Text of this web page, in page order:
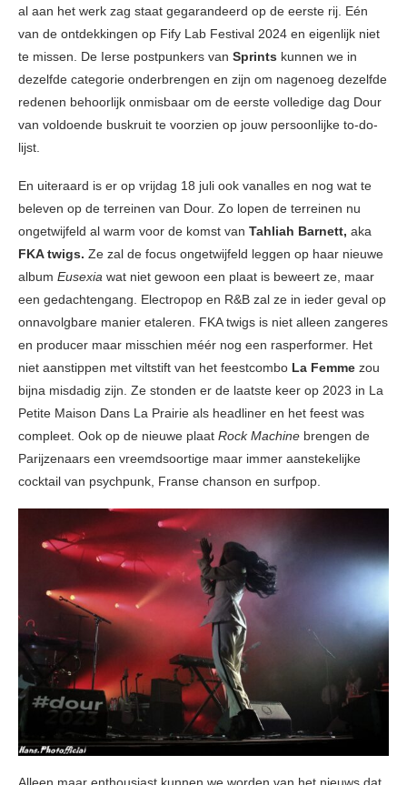
al aan het werk zag staat gegarandeerd op de eerste rij. Eén
van de ontdekkingen op Fify Lab Festival 2024 en eigenlijk niet
te missen. De Ierse postpunkers van Sprints kunnen we in
dezelfde categorie onderbrengen en zijn om nagenoeg dezelfde
redenen behoorlijk onmisbaar om de eerste volledige dag Dour
van voldoende buskruit te voorzien op jouw persoonlijke to-do-
lijst.
En uiteraard is er op vrijdag 18 juli ook vanalles en nog wat te
beleven op de terreinen van Dour. Zo lopen de terreinen nu
ongetwijfeld al warm voor de komst van Tahliah Barnett, aka
FKA twigs. Ze zal de focus ongetwijfeld leggen op haar nieuwe
album Eusexia wat niet gewoon een plaat is beweert ze, maar
een gedachtengang. Electropop en R&B zal ze in ieder geval op
onnavolgbare manier etaleren. FKA twigs is niet alleen zangeres
en producer maar misschien méér nog een rasperformer. Het
niet aanstippen met viltstift van het feestcombo La Femme zou
bijna misdadig zijn. Ze stonden er de laatste keer op 2023 in La
Petite Maison Dans La Prairie als headliner en het feest was
compleet. Ook op de nieuwe plaat Rock Machine brengen de
Parijzenaars een vreemdsoortige maar immer aanstekelijke
cocktail van psychpunk, Franse chanson en surfpop.